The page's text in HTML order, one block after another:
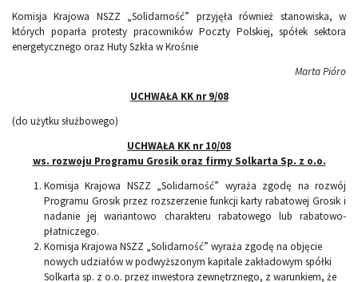
Komisja Krajowa NSZZ „Solidarność” przyjęła również stanowiska, w
których poparła protesty pracowników Poczty Polskiej, spółek sektora
energetycznego oraz Huty Szkła w Krośnie
Marta Pióro
UCHWAŁA KK nr 9/08
(do użytku służbowego)
UCHWAŁA KK nr 10/08
ws. rozwoju Programu Grosik oraz firmy Solkarta Sp. z o.o.
Komisja Krajowa NSZZ „Solidarność” wyraża zgodę na rozwój
Programu Grosik przez rozszerzenie funkcji karty rabatowej Grosik i
nadanie jej wariantowo charakteru rabatowego lub rabatowo-
płatniczego.
Komisja Krajowa NSZZ „Solidarność” wyraża zgodę na objęcie
nowych udziałów w podwyższonym kapitale zakładowym spółki
Solkarta sp. z o.o. przez inwestora zewnętrznego, z warunkiem, że